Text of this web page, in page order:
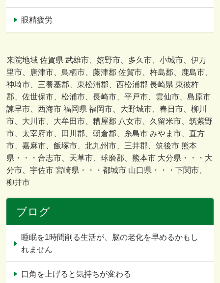
眼精疲労
来院地域 佐賀県 武雄市、嬉野市、多久市、小城市、伊万
里市、唐津市、鳥栖市、藤津郡 佐賀市、杵島郡、鹿島市、
神埼市、三養基郡、東松浦郡、西松浦郡 長崎県 東彼杵
郡、佐世保市、松浦市、長崎市、平戸市、雲仙市、島原市
諫早市、西海市 福岡県 福岡市、大野城市、春日市、柳川
市、大川市、大牟田市、糟屋郡 八女市、久留米市、筑紫野
市、太宰府市、田川郡、朝倉郡、糸島市 みやま市、直方
市、嘉麻市、飯塚市、北九州市、三井郡、筑後市 熊本
県・・・合志市、天草市、球磨郡、熊本市 大分県・・・大
分市、宇佐市 宮崎県・・・都城市 山口県・・・下関市、
柳井市
ブログ
睡眠を1時間削る生活が、脳の老化を早めるかもし
れません
口角を上げると気持ちが変わる